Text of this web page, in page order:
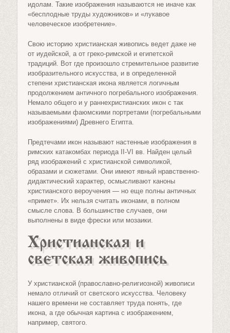
идолам. Такие изображения называются не иначе как
«бесплодные труды художников» и «лукавое
человеческое изобретение».
Свою историю христианская живопись ведет даже не
от иудейской, а от греко-римской и египетской
традиций. Вот где произошло стремительное развитие
изобразительного искусства, и в определенной
степени христианская икона является логичным
продолжением античного погребального изображения.
Немало общего и у раннехристианских икон с так
называемыми фаюмскими портретами (погребальными
изображениями) Древнего Египта.
Предтечами икон называют настенные изображения в
римских катакомбах периода II-VI вв. Найден целый
ряд изображений с христианской символикой,
образами и сюжетами. Они имеют явный нравственно-
дидактический характер, осмысливают каноны
христианского вероучения — но еще полны античных
«примет». Их нельзя считать иконами, в полном
смысле слова. В большинстве случаев, они
выполнены в виде фрески или мозаики.
Христианская и
светская живопись
У христианской (православно-религиозной) живописи
немало отличий от светского искусства. Человеку
нашего времени не составляет труда понять, где
икона, а где обычная картина с изображением,
например, святого.